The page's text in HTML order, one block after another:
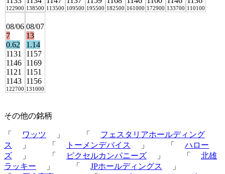
122900 138500 113500 109500 195500 182500 161000 172900 133700 110100
08/06
7
0.62
1131
1146
1121
1143
122700
08/07
13
1.14
1157
1169
1151
1156
131000
その他の銘柄
「 ワッツ 」 「
フェスタリアホールディング
ス
」 「 トーメンデバイス 」 「
ハロー
ズ
」 「 ピクセルカンパニーズ 」 「
北雄
ラッキー
」 「 JPホールディングス
」